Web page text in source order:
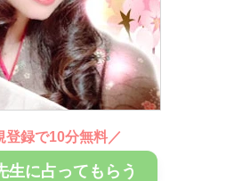
登録で10分無料／
生に占ってもらう